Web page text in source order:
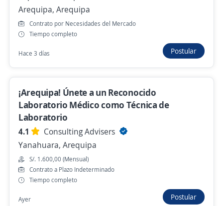
Caraveli, Arequipa
S/. 2.000,00 (Mensual)
Se precisa Urgente
Auxiliar de Laboratorio Químico //
Régimen 20x10 Atico / Arequipa
4,1
Lavoro Perú
Atico, Arequipa
Ayer
Supervisor de Geología Exploraciones//
Régimen 20x10 Atico / Arequipa
Arequipa, Arequipa
Contrato por Necesidades del Mercado
Tiempo completo
Hace 3 días Postular
¡Arequipa! Únete a un Reconocido
Laboratorio Médico como Técnica de
Laboratorio
4.1
Consulting Advisers
Yanahuara, Arequipa
S/. 1.600,00 (Mensual)
Contrato a Plazo Indeterminado
Tiempo completo
Ayer Postular